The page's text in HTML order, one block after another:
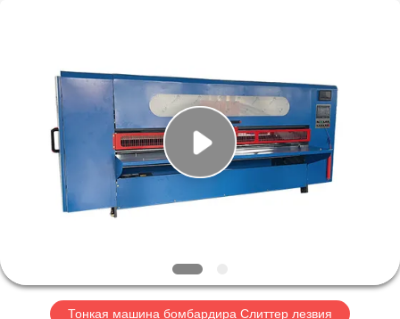
ДОМОЙ
ПРОДУКТЫ
НАС
Тонкая машина бомбардира Слиттер лезвия